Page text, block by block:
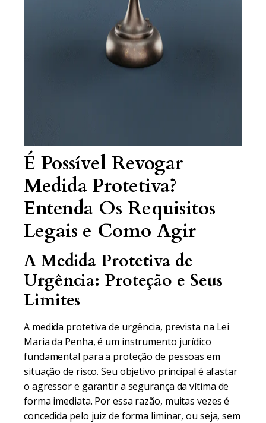
É Possível Revogar
Medida Protetiva?
Entenda Os Requisitos
Legais e Como Agir
A Medida Protetiva de
Urgência: Proteção e Seus
Limites
A medida protetiva de urgência, prevista na Lei
Maria da Penha, é um instrumento jurídico
fundamental para a proteção de pessoas em
situação de risco. Seu objetivo principal é afastar
o agressor e garantir a segurança da vítima de
forma imediata. Por essa razão, muitas vezes é
concedida pelo juiz de forma liminar, ou seja, sem